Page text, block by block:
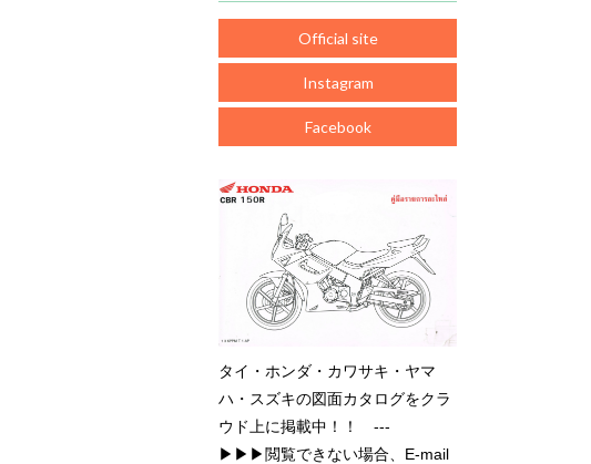
Official site
Instagram
Facebook
タイ・ホンダ・カワサキ・ヤマ
ハ・スズキの図面カタログをクラ
ウド上に掲載中！！ ---
▶▶▶閲覧できない場合、E-mail